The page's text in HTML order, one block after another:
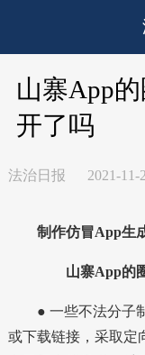
山寨App
开了吗
法治日报 2021-11-
制作仿冒App生
山寨App的圈
● 一些不法分子
或下载链接，采取定